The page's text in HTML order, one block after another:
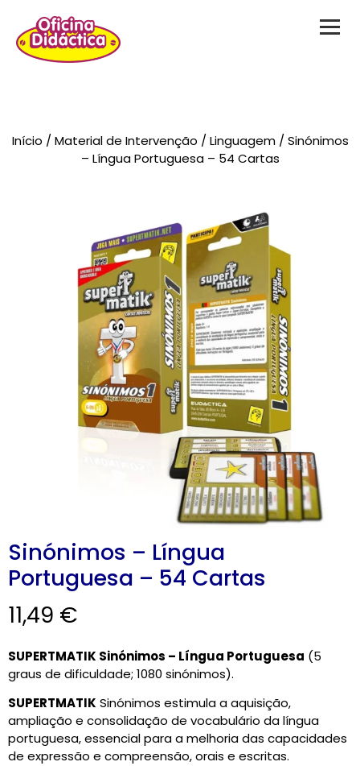
Brinquedos
Material de Intervenção
Livraria
Formação
Catálogos
CARRINHO
0 items
Início /Material de Intervenção /Linguagem/ Sinónimos
– Língua Portuguesa – 54 Cartas
Sinónimos – Língua
Portuguesa – 54 Cartas
11,49 €
SUPERTMATIK Sinónimos – Língua Portuguesa (5
graus de dificuldade; 1080 sinónimos).
SUPERTMATIK Sinónimos estimula a aquisição,
ampliação e consolidação de vocabulário da língua
portuguesa, essencial para a melhoria das capacidades
de expressão e compreensão, orais e escritas.